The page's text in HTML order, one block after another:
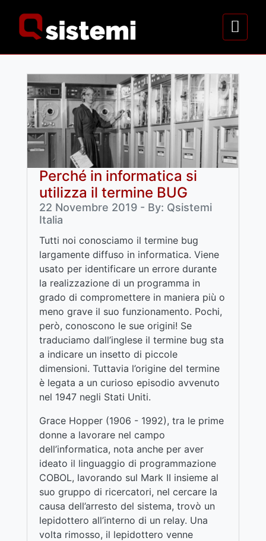
Perché in informatica si
utilizza il termine BUG
22 Novembre 2019 - By: Qsistemi
Italia
Tutti noi conosciamo il termine bug
largamente diffuso in informatica. Viene
usato per identificare un errore durante
la realizzazione di un programma in
grado di compromettere in maniera più o
meno grave il suo funzionamento. Pochi,
però, conoscono le sue origini! Se
traduciamo dall’inglese il termine bug sta
a indicare un insetto di piccole
dimensioni. Tuttavia l’origine del termine
è legata a un curioso episodio avvenuto
nel 1947 negli Stati Uniti.
Grace Hopper (1906 - 1992), tra le prime
donne a lavorare nel campo
dell’informatica, nota anche per aver
ideato il linguaggio di programmazione
COBOL, lavorando sul Mark II insieme al
suo gruppo di ricercatori, nel cercare la
causa dell’arresto del sistema, trovò un
lepidottero all’interno di un relay. Una
volta rimosso, il lepidottero venne